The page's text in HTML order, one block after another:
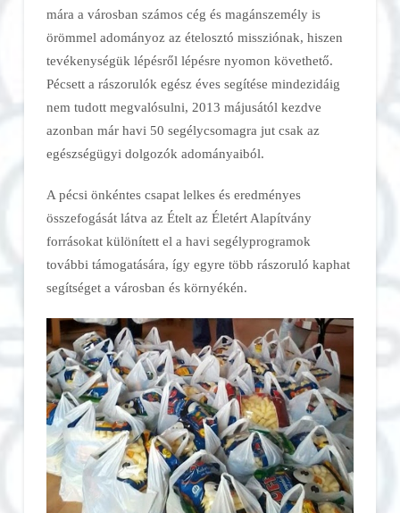
mára a városban számos cég és magánszemély is
örömmel adományoz az ételosztó missziónak, hiszen
tevékenységük lépésről lépésre nyomon követhető.
Pécsett a rászorulók egész éves segítése mindezidáig
nem tudott megvalósulni, 2013 májusától kezdve
azonban már havi 50 segélycsomagra jut csak az
egészségügyi dolgozók adományaiból.
A pécsi önkéntes csapat lelkes és eredményes
összefogását látva az Ételt az Életért Alapítvány
forrásokat különített el a havi segélyprogramok
további támogatására, így egyre több rászoruló kaphat
segítséget a városban és környékén.